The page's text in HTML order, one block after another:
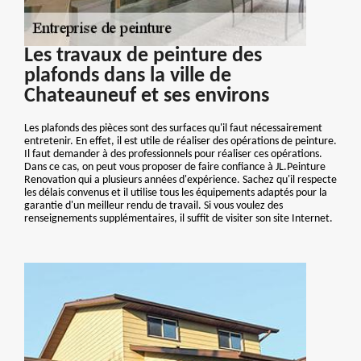
Les travaux de peinture des
plafonds dans la ville de
Chateauneuf et ses environs
Les plafonds des pièces sont des surfaces qu'il faut nécessairement
entretenir. En effet, il est utile de réaliser des opérations de peinture.
Il faut demander à des professionnels pour réaliser ces opérations.
Dans ce cas, on peut vous proposer de faire confiance à JL.Peinture
Renovation qui a plusieurs années d'expérience. Sachez qu'il respecte
les délais convenus et il utilise tous les équipements adaptés pour la
garantie d'un meilleur rendu de travail. Si vous voulez des
renseignements supplémentaires, il suffit de visiter son site Internet.